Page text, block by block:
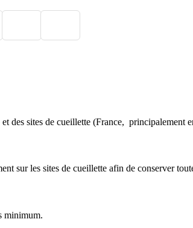
des sites de cueillette (France, principalement
sur les sites de cueillette afin de conserver
minimum.